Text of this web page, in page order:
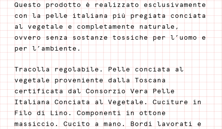
Questo prodotto è realizzato esclusivamente
con la pelle italiana più pregiata conciata
al vegetale e completamente naturale,
ovvero senza sostanze tossiche per l’uomo e
per l’ambiente.
Tracolla regolabile. Pelle conciata al
vegetale proveniente dalla Toscana
certificata dal Consorzio Vera Pelle
Italiana Conciata al Vegetale. Cuciture in
Filo di Lino. Componenti in ottone
massiccio. Cucito a mano. Bordi lavorati e